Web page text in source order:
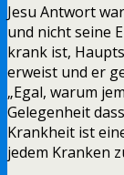
Jesu Antwort
und nicht seine
krank ist,
erweist und er
„Egal, warum
Gelegenheit
Krankheit ist
jedem Kranken